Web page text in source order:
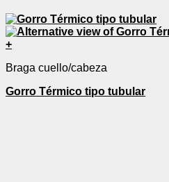
+
Braga cuello/cabeza
Gorro Térmico tipo tubular